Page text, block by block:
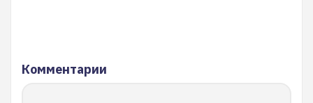
Комментарии